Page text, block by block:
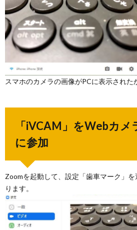
スマホのカメラの画像がPCに表示された
「iVCAM」をWebカ
に参加
Zoomを起動して、設定「歯車マーク」
ります。